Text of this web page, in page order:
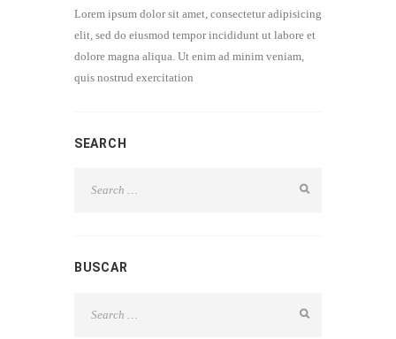
Lorem ipsum dolor sit amet, consectetur adipisicing
elit, sed do eiusmod tempor incididunt ut labore et
dolore magna aliqua. Ut enim ad minim veniam,
quis nostrud exercitation
SEARCH
BUSCAR